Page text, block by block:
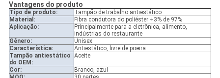
Vantagens do produto
Tipo de produto:
Tampão de trabalho antiestático
Material:
Fibra condutora do poliéster +3% de 97%
Aplicação:
Principalmente para a eletrônica, alimento,
indústrias do restaurante
Gênero:
Unisex
Característica:
Antiestático, livre de poeira
Tampão antiestático
do OEM:
Aceite
Cor:
Branco, azul